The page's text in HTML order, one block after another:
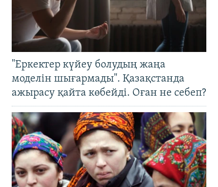
"Еркектер күйеу болудың жаңа
моделін шығармады". Қазақстанда
ажырасу қайта көбейді. Оған не себеп?